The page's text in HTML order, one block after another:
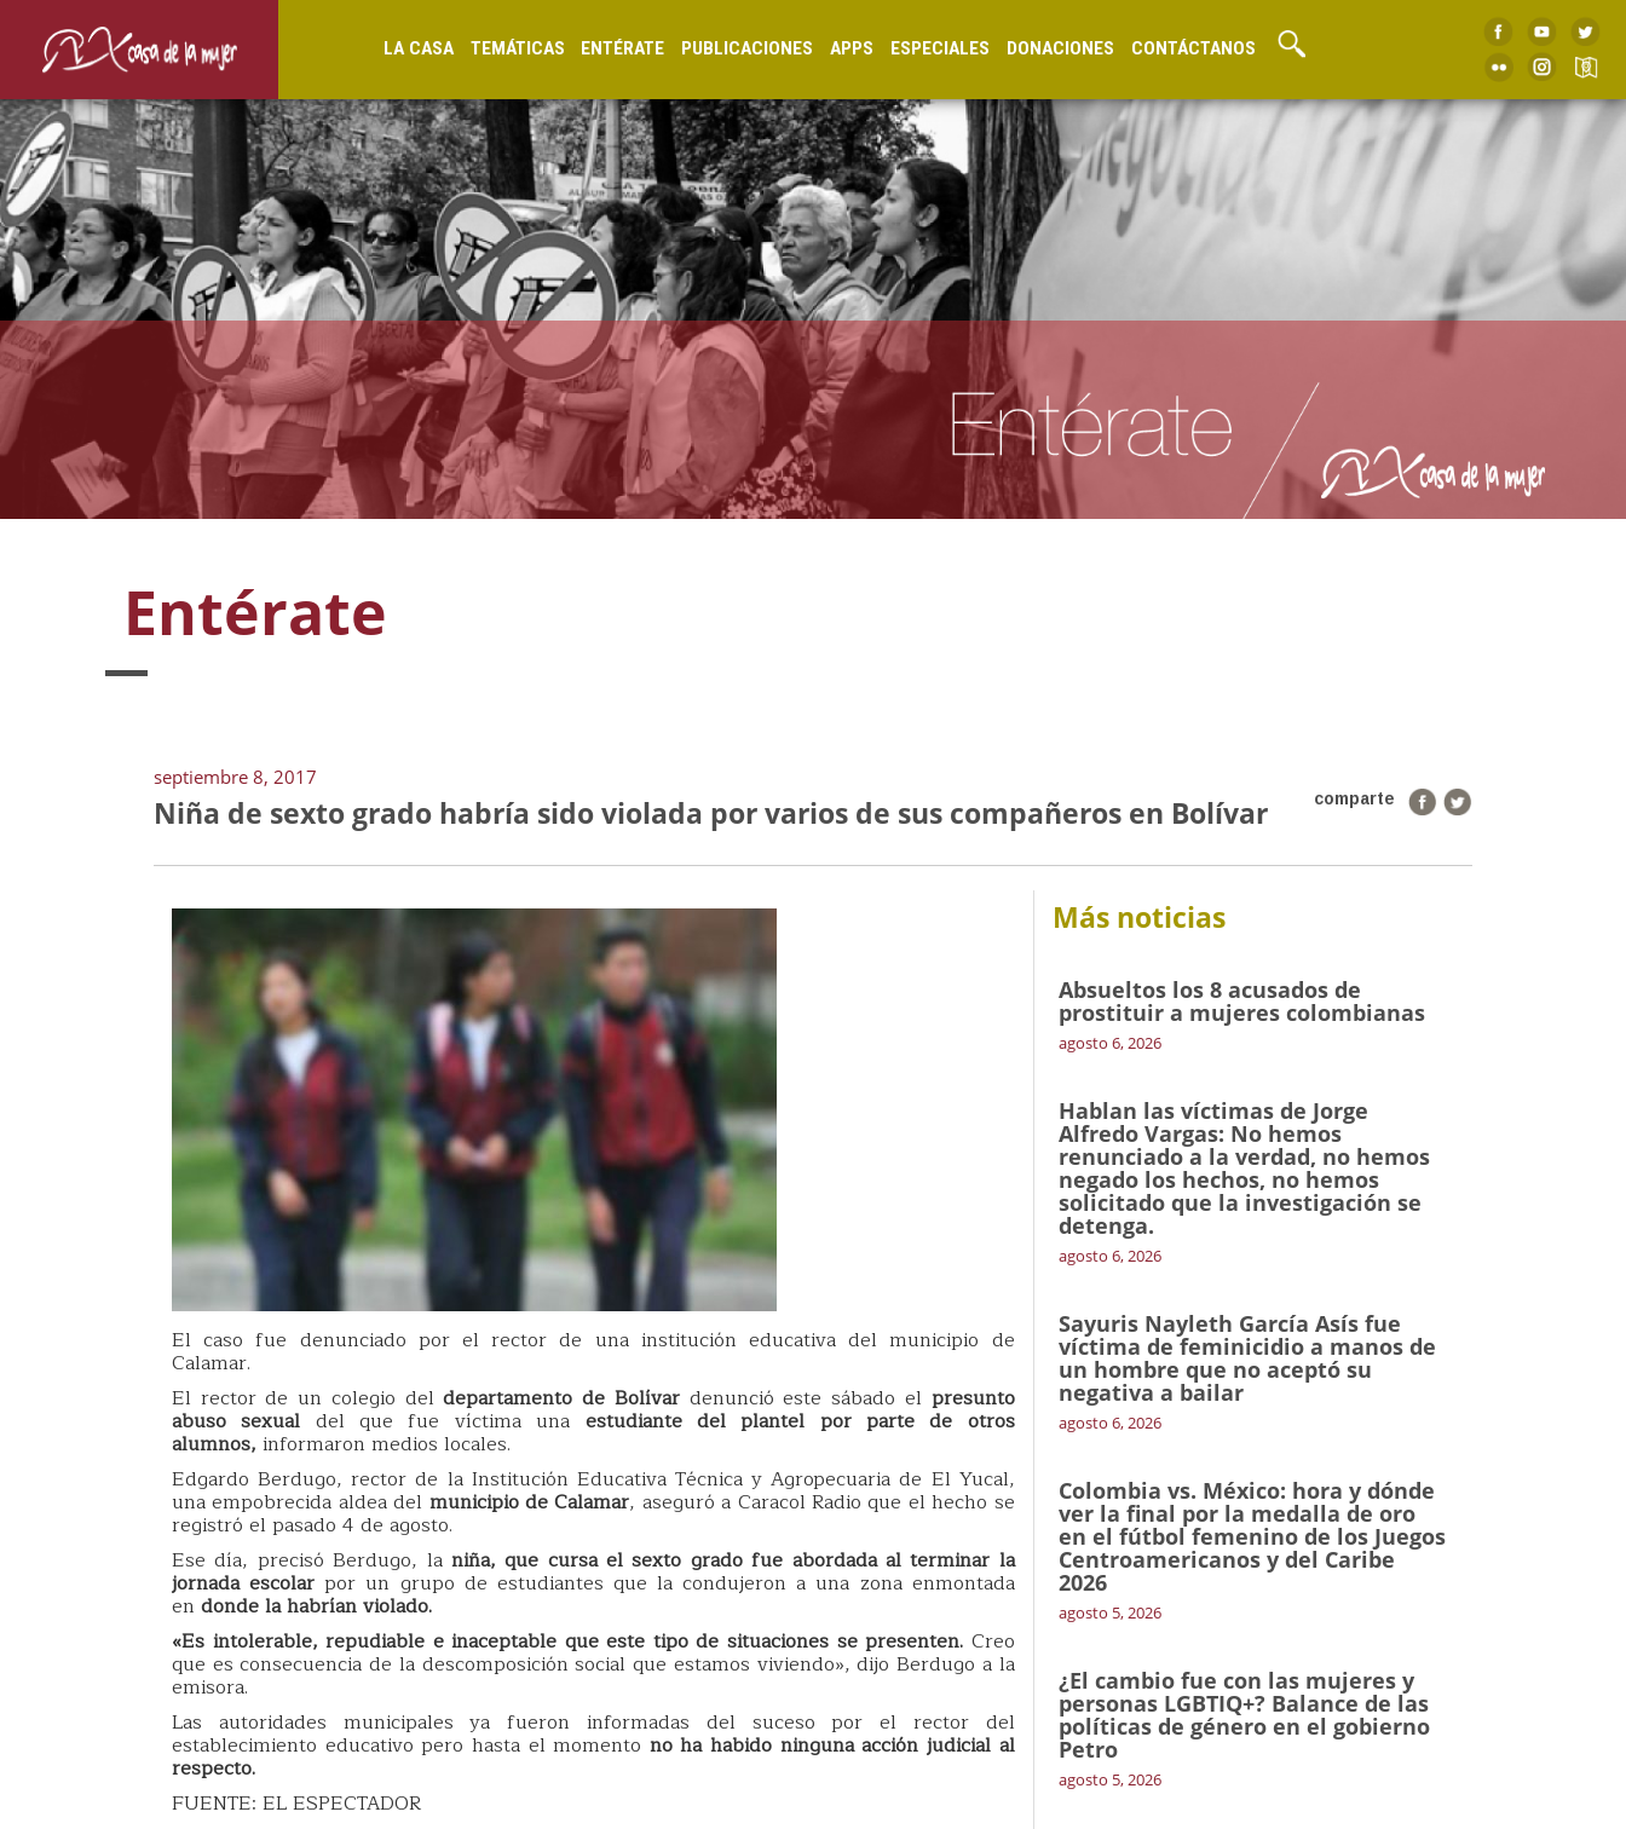
LA CASA TEMÁTICAS ENTÉRATE PUBLICACIONES APPS ESPECIALES DONACIONES CONTÁCTANOS
Entérate
septiembre 8, 2017
comparte
Niña de sexto grado habría sido violada por varios de sus compañeros en Bolívar
El caso fue denunciado por el rector de una institución educativa del municipio de
Calamar.
El rector de un colegio del departamento de Bolívar denunció este sábado el presunto
abuso sexual del que fue víctima una estudiante del plantel por parte de otros
alumnos, informaron medios locales.
Edgardo Berdugo, rector de la Institución Educativa Técnica y Agropecuaria de El Yucal,
una empobrecida aldea del municipio de Calamar, aseguró a Caracol Radio que el hecho se
registró el pasado 4 de agosto.
Ese día, precisó Berdugo, laniña, que cursa el sexto grado fue abordada al terminar la
jornada escolarpor un grupo de estudiantes que la condujeron a una zona enmontada
en donde la habrían violado.
«Es intolerable, repudiable e inaceptable que este tipo de situaciones se presenten. Creo
que es consecuencia de la descomposición social que estamos viviendo», dijo Berdugo a la
emisora.
Las autoridades municipales ya fueron informadas del suceso por el rector del
establecimiento educativo pero hasta el momento no ha habido ninguna acción judicial al
respecto.
FUENTE: EL ESPECTADOR
Más noticias
Absueltos los 8 acusados de
prostituir a mujeres colombianas
agosto 6, 2026
Hablan las víctimas de Jorge
Alfredo Vargas: No hemos
renunciado a la verdad, no hemos
negado los hechos, no hemos
solicitado que la investigación se
detenga.
agosto 6, 2026
Sayuris Nayleth García Asís fue
víctima de feminicidio a manos de
un hombre que no aceptó su
negativa a bailar
agosto 6, 2026
Colombia vs. México: hora y dónde
ver la final por la medalla de oro
en el fútbol femenino de los Juegos
Centroamericanos y del Caribe
2026
agosto 5, 2026
¿El cambio fue con las mujeres y
personas LGBTIQ+? Balance de las
políticas de género en el gobierno
Petro
agosto 5, 2026